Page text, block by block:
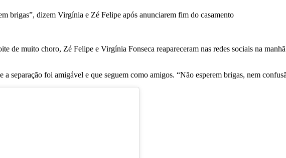
de muito choro, Zé Felipe e Virgínia Fonseca reapareceram nas redes sociais na
separação foi amigável e que seguem como amigos. “Não esperem brigas, nem